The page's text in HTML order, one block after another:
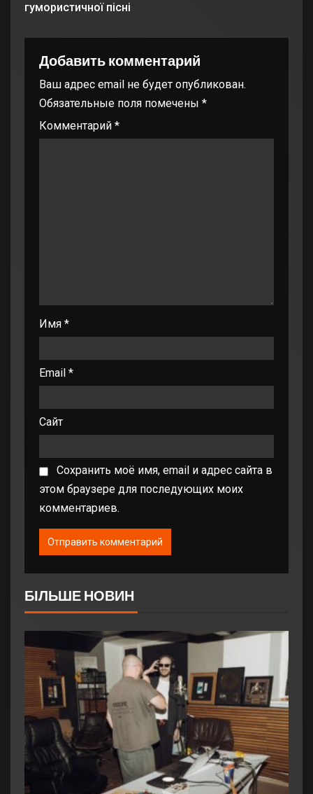
гумористичної пісні
Добавить комментарий
Ваш адрес email не будет опубликован.
Обязательные поля помечены *
Комментарий *
Имя *
Email *
Сайт
Сохранить моё имя, email и адрес сайта в
этом браузере для последующих моих
комментариев.
БІЛЬШЕ НОВИН